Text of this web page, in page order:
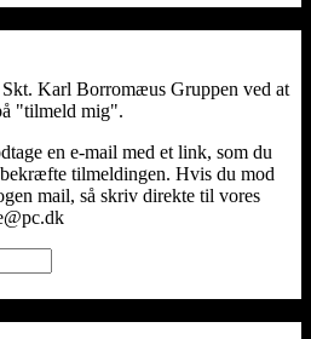
Karl Borromæus Gruppen ved at
"tilmeld mig".
en e-mail med et link, som du
tilmeldingen. Hvis du mod
mail, så skriv direkte til vores